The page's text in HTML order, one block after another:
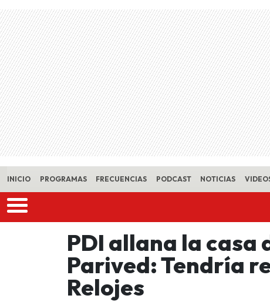
Skip to main content
INICIO PROGRAMAS FRECUENCIAS PODCAST NOTICIAS
PDI allana la casa
Parived: Tendría
Relojes